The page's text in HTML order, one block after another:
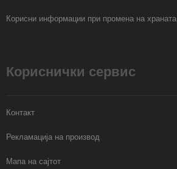
Корисни информации при промена на храната
Кориснички сервис
Контакт
Рекламација на производ
Мапа на сајтот